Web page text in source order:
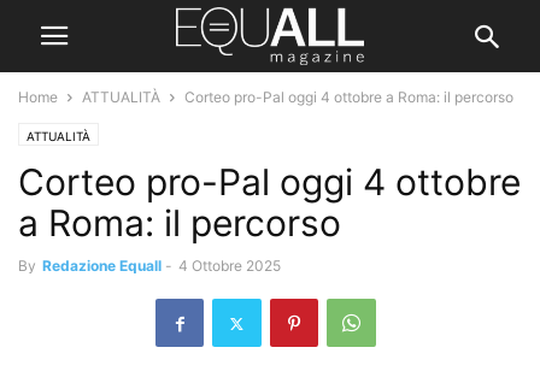
Home ATTUALITÀ Corteo pro-Pal oggi 4 ottobre a Roma: il percorso
ATTUALITÀ
Corteo pro-Pal oggi 4 ottobre
a Roma: il percorso
By Redazione Equall - 4 Ottobre 2025